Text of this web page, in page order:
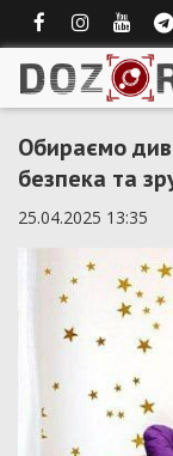
Обираємо
безпека та
25.04.2025 13:35